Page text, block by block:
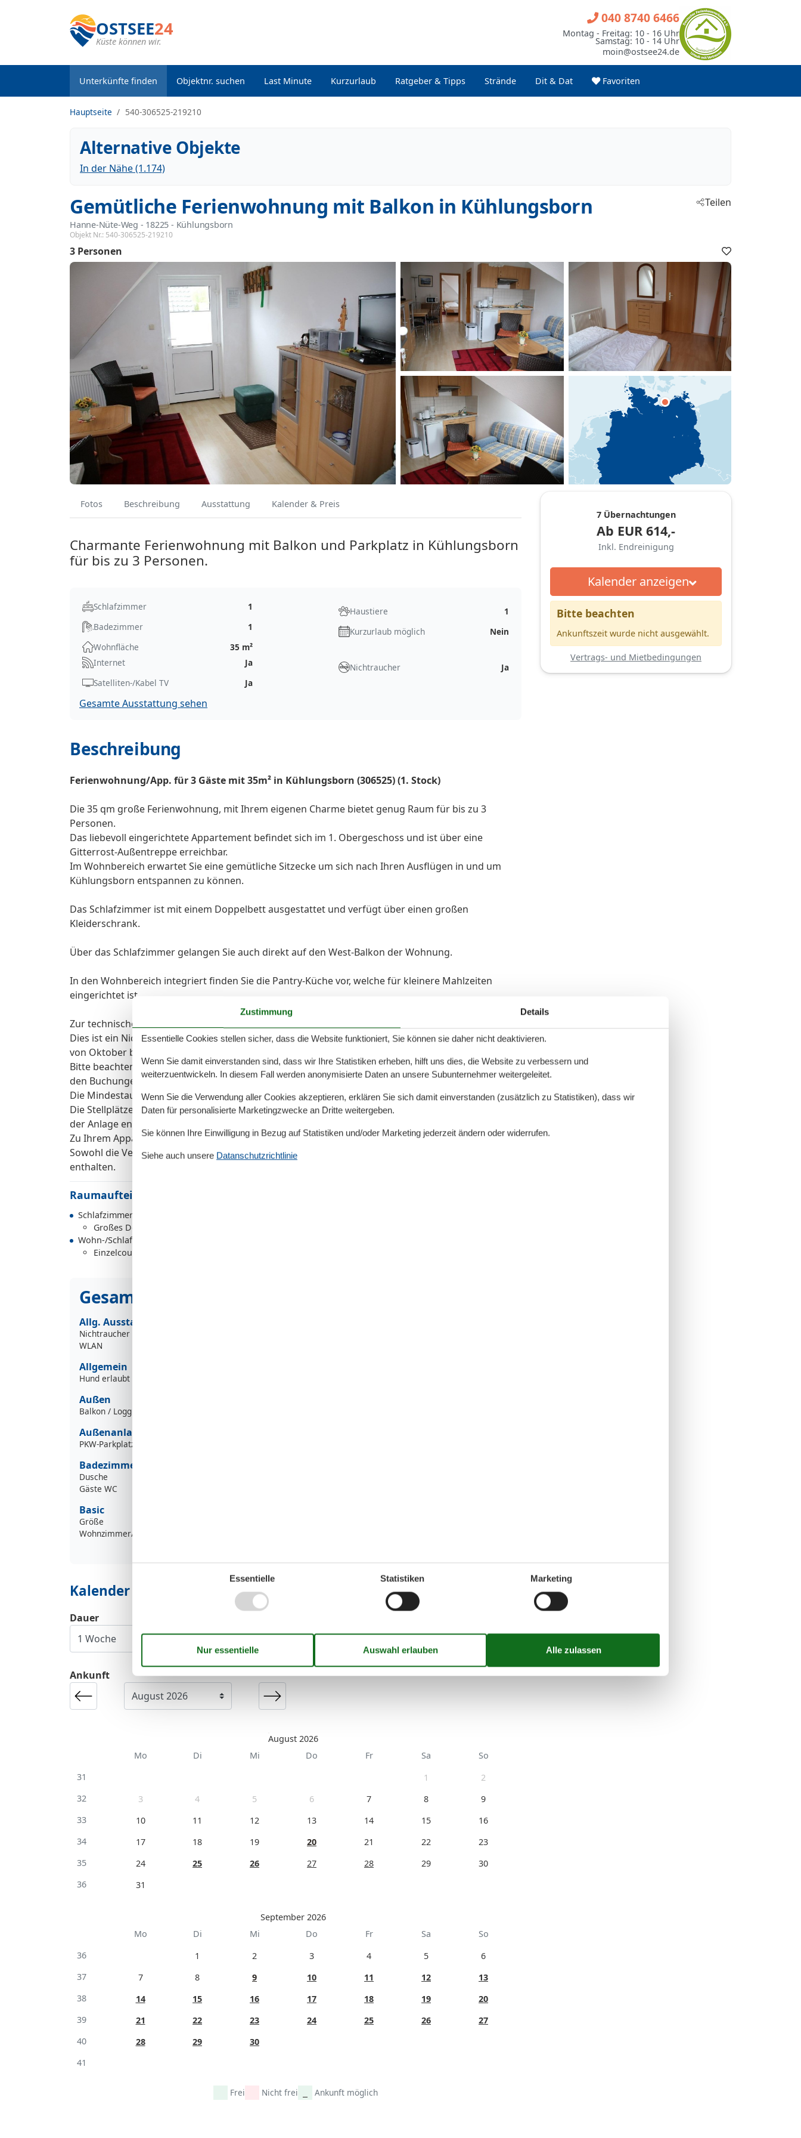
OSTSEE24
Küste können wir.
Unterkünfte finden Objektnr. suchen Last Minute Kurzurlaub Ratgeber & Tipps Strände Dit & Dat Favoriten
040 8740 6466
Montag - Freitag: 10 - 16 Uhr
Samstag: 10 - 14 Uhr
moin@ostsee24.de
Hauptseite 540-306525-219210
Alternative Objekte
In der Nähe (1.174)
Gemütliche Ferienwohnung mit Balkon in Kühlungsborn
Hanne-Nüte-Weg - 18225 - Kühlungsborn
Objekt Nr.: 540-306525-219210
Teilen
3 Personen
Fotos Beschreibung Ausstattung Kalender & Preis
Charmante Ferienwohnung mit Balkon und Parkplatz in Kühlungsborn
für bis zu 3 Personen.
Schlafzimmer
1
Badezimmer
1
Wohnfläche
35 m²
Haustiere
1
Kurzurlaub möglich
Nein
Internet
Ja
Satelliten-/Kabel TV
Ja
Nichtraucher Ja
Gesamte Ausstattung sehen
Beschreibung
Ferienwohnung/App. für 3 Gäste mit 35m² in Kühlungsborn (306525) (1. Stock)
Die 35 qm große Ferienwohnung, mit Ihrem eigenen Charme bietet genug Raum für bis zu 3
Personen.
Das liebevoll eingerichtete Appartement befindet sich im 1. Obergeschoss und ist über eine
Gitterrost-Außentreppe erreichbar.
Im Wohnbereich erwartet Sie eine gemütliche Sitzecke um sich nach Ihren Ausflügen in und um
Kühlungsborn entspannen zu können.
Das Schlafzimmer ist mit einem Doppelbett ausgestattet und verfügt über einen großen
Kleiderschrank.
Über das Schlafzimmer gelangen Sie auch direkt auf den West-Balkon der Wohnung.
In den Wohnbereich integriert finden Sie die Pantry-Küche vor, welche für kleinere Mahlzeiten
eingerichtet ist.
Zur technischen Ausstattung gehört neben einer Mini-Hifi Anlage auch ein Flachbildfernsehr.
Dies ist ein Nichtraucher-Appartement. Das mitbringen von Haustieren ist gegen Gebühr in der Zeit
von Oktober bis Juni gestattet.
Bitte beachten Sie, dass es in der Hauptsaison erforderlich ist lückenlos zu buchen oder zwischen
den Buchungen einen Mindestzeitraum von 7, 10 oder 14 Übernachtungen frei zu lassen.
Die Mindestaufenthaltsdauer über den Jahreswechsel liegt bei 5 Übernachtungen.
Die Stellplätze des Hauses befinden sich hinter der gesamten Anlage. Bitte fahren Sie komplett an
der Anlage entlang.
Zu Ihrem Appartement gehört der Stellplatz Nr. 16.
Sowohl die Verbrauchskosten als auch der Pkw-Stellplatz sind bereits im Übernachtungspreis
enthalten.
Raumaufteilung
Schlafzimmer
Großes Doppelbett - Size: 181-210 cm
Wohn-/Schlafzimmer
Einzelcouch - variable size
Gesamte Ausstattung
Allg. Ausstattung
Nichtraucher
WLAN
Allgemein
Hund erlaubt
Außen
Balkon / Loggia
Außenanlage
PKW-Parkplatz
Badezimmer
Dusche
Gäste WC
Basic
Größe
Wohnzimmer/Schlafzimmer
Kalender
Ankunft
August 2026
Mo
Di Mi Do Fr Sa
So
31
1
2
32
3 4 5 6 7 8
9
33
10 11 12 13 14 15
16
34
17 18 19 20 21 22
23
35
24 25 26 27 28 29
30
36
31
September 2026
Mo
Di Mi Do Fr Sa
So
36
1 2 3 4 5
6
37
7 8 9 10 11 12
13
38
14 15 16 17 18 19
20
39
21 22 23 24 25 26
27
40
28 29
30
41
Frei Nicht frei Ankunft möglich
Dauer
7 Übernachtungen
Ab EUR 614,-
Inkl. Endreinigung
Kalender anzeigen
Bitte beachten
Ankunftszeit wurde nicht ausgewählt.
Vertrags- und Mietbedingungen
Zustimmung Details
Essentielle Cookies stellen sicher, dass die Website funktioniert, Sie können sie daher nicht deaktivieren.
Wenn Sie damit einverstanden sind, dass wir Ihre Statistiken erheben, hilft uns dies, die Website zu verbessern und
weiterzuentwickeln. In diesem Fall werden anonymisierte Daten an unsere Subunternehmer weitergeleitet.
Wenn Sie die Verwendung aller Cookies akzeptieren, erklären Sie sich damit einverstanden (zusätzlich zu Statistiken), dass wir
Daten für personalisierte Marketingzwecke an Dritte weitergeben.
Sie können Ihre Einwilligung in Bezug auf Statistiken und/oder Marketing jederzeit ändern oder widerrufen.
Siehe auch unsere Datanschutzrichtlinie
Essentielle Statistiken Marketing